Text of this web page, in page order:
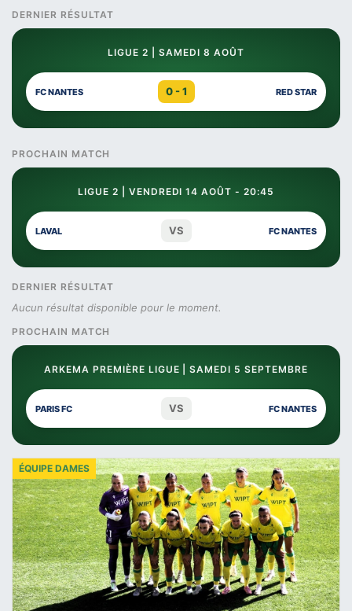
DERNIER RÉSULTAT
LIGUE 2 | SAMEDI 8 AOÛT
FC NANTES 0 - 1 RED STAR
PROCHAIN MATCH
LIGUE 2 | VENDREDI 14 AOÛT - 20:45
LAVAL VS FC NANTES
DERNIER RÉSULTAT
Aucun résultat disponible pour le moment.
PROCHAIN MATCH
ARKEMA PREMIÈRE LIGUE | SAMEDI 5 SEPTEMBRE
PARIS FC VS FC NANTES
ÉQUIPE DAMES